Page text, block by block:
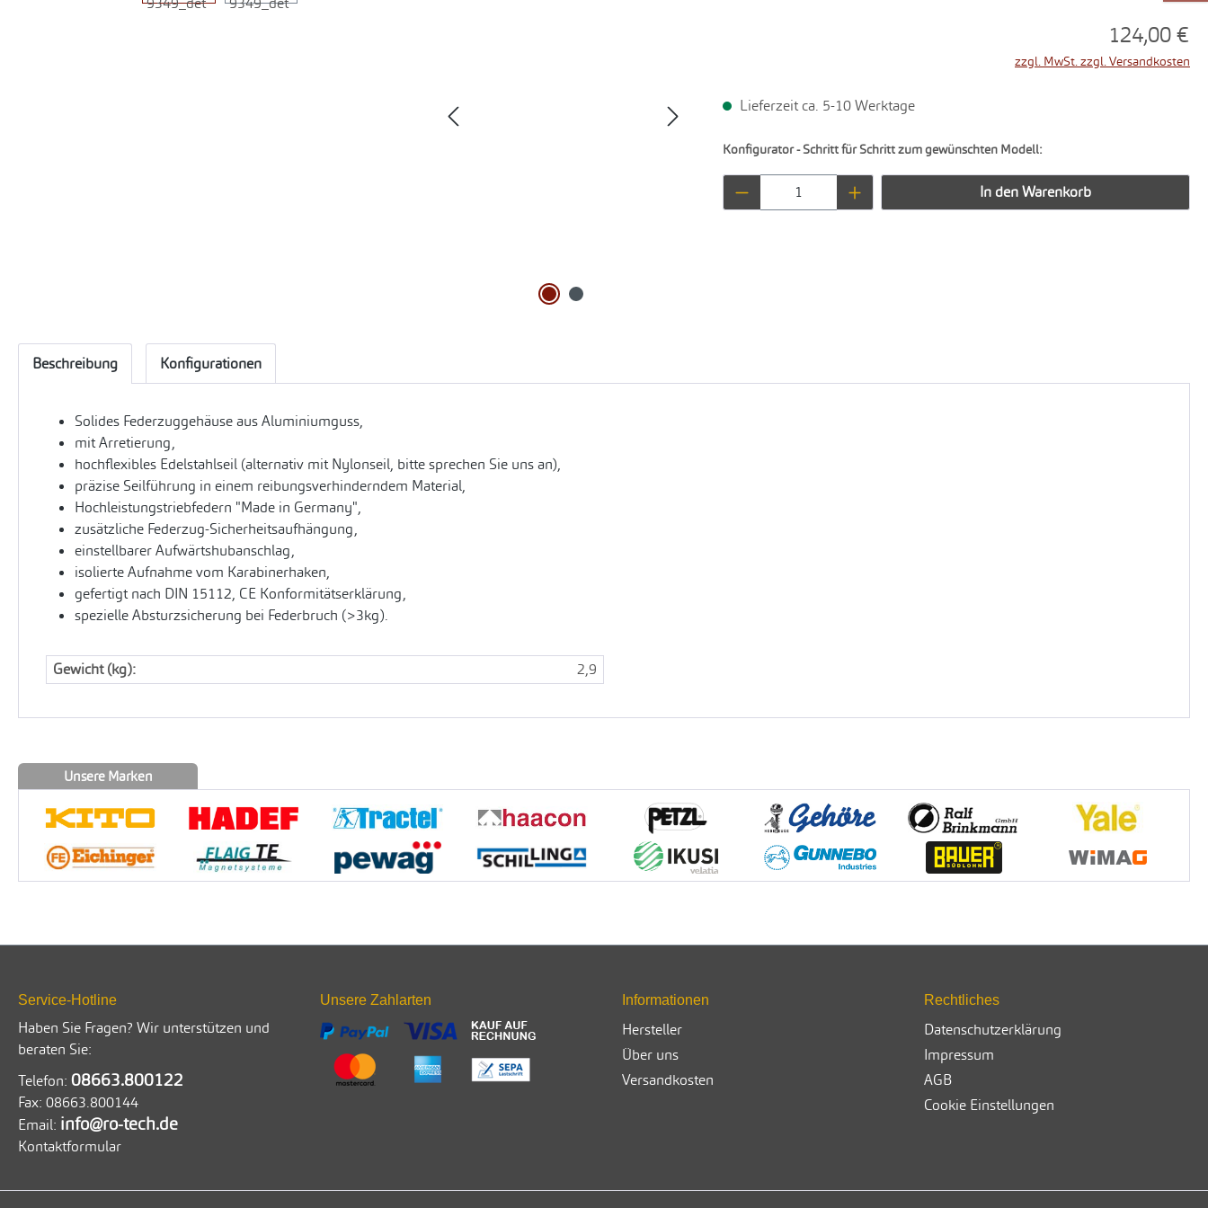
124,00 €
zzgl. MwSt. zzgl. Versandkosten
Lieferzeit ca. 5-10 Werktage
Konfigurator - Schritt für Schritt zum gewünschten Modell:
Produkt Anzahl: Gib den gewünschten Wert ein
In den Warenkorb
Beschreibung Konfigurationen
Solides Federzuggehäuse aus Aluminiumguss,
mit Arretierung,
hochflexibles Edelstahlseil (alternativ mit Nylonseil, bitte sprechen Sie uns an),
präzise Seilführung in einem reibungsverhinderndem Material,
Hochleistungstriebfedern "Made in Germany",
zusätzliche Federzug-Sicherheitsaufhängung,
einstellbarer Aufwärtshubanschlag,
isolierte Aufnahme vom Karabinerhaken,
gefertigt nach DIN 15112, CE Konformitätserklärung,
spezielle Absturzsicherung bei Federbruch (>3kg).
Gewicht (kg): 2,9
Unsere Marken
Service-Hotline
Haben Sie Fragen? Wir unterstützen und
beraten Sie:
Telefon: 08663.800122
Fax: 08663.800144
Email: info@ro-tech.de
Kontaktformular
Unsere Zahlarten Informationen
Hersteller
Über uns
Versandkosten
Rechtliches
Datenschutzerklärung
Impressum
AGB
Cookie Einstellungen